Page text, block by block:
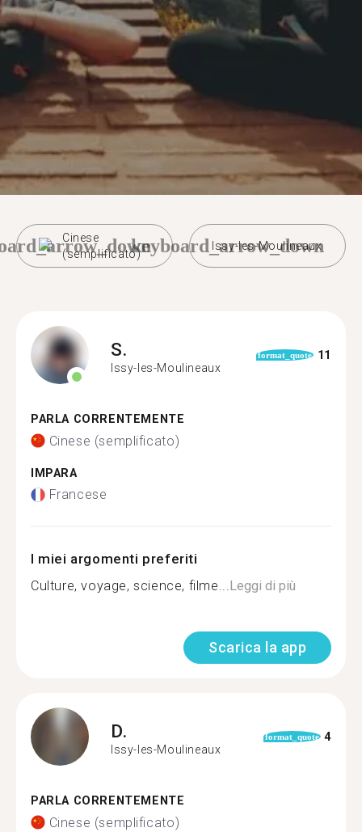
Cinese
(semplificato)
Issy-les-Moulineaux
keyboard_arrow_down
S.
Issy-les-Moulineaux
format_quote 11
PARLA CORRENTEMENTE
Cinese (semplificato)
IMPARA
Francese
I miei argomenti preferiti
Culture, voyage, science, filme...Leggi di più
Scarica la app
D.
Issy-les-Moulineaux
format_quote 4
PARLA CORRENTEMENTE
Cinese (semplificato)